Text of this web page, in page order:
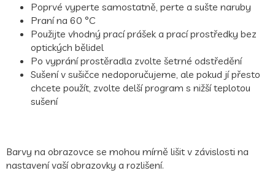
Poprvé vyperte samostatně, perte a sušte naruby
Praní na 60 °C
Použijte vhodný prací prášek a prací prostředky bez
optických bělidel
Po vyprání prostěradla zvolte šetrné odstředění
Sušení v sušičce nedoporučujeme, ale pokud jí přesto
chcete použít, zvolte delší program s nižší teplotou
sušení
Barvy na obrazovce se mohou mírně lišit v závislosti na
nastavení vaší obrazovky a rozlišení.